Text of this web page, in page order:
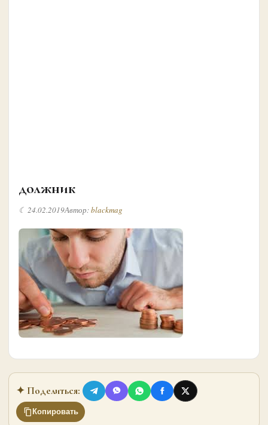
должник
☾ 24.02.2019Автор:blackmag
✦ Поделиться:
Копировать